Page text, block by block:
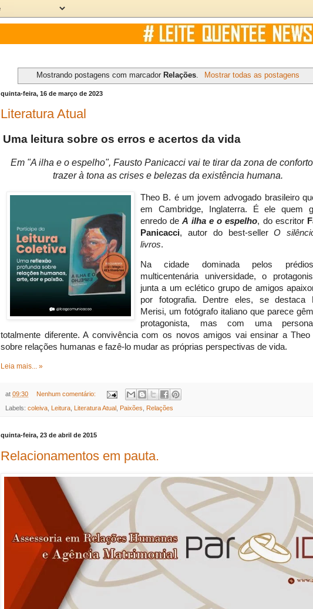
Mostrando postagens com marcador Relações Mostrar todas as postagens
quinta-feira, 16 de março de 2023
Literatura Atual
Uma leitura sobre os erros e acertos da vida
Em "A ilha e o espelho", Fausto Panicacci vai te tirar da zona de
trazer à tona as crises e belezas da existência humana.
Theo B. é um jovem advogado brasileiro
em Cambridge, Inglaterra. É ele quem
enredo deA ilha e o espelho, do escritor
Panicacci, autor do best-sellerO
livros.
Na cidade dominada pelos
multicentenária universidade, o
junta a um eclético grupo de amigos
por fotografia. Dentre eles, se destaca
Merisi, um fotógrafo italiano que parece
protagonista, mas com uma
totalmente diferente. A convivência com os novos amigos vai ensinar a Theo
sobre relações humanas e fazê-lo mudar as próprias perspectivas de vida.
Leia mais... »
at 09:30 Nenhum comentário:
Labels: coleiva Leitura Literatura Atual Paixões Relações
quinta-feira, 23 de abril de 2015
Relacionamentos em pauta.